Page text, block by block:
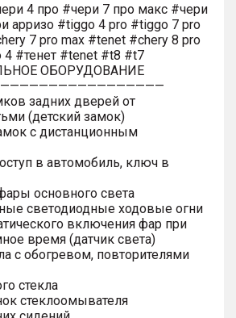
4 про #чери 7 про макс #чери
арризо #tiggo 4 pro #tiggo 7 pro
7 pro max #tenet #chery 8 pro
4 #тенет #tenet #t8 #t7
ОБОРУДОВАНИЕ
задних дверей от
(детский замок)
с дистанционным
в автомобиль, ключ в
основного света
светодиодные ходовые огни
включения фар при
время (датчик света)
с обогревом, повторителями
стекла
стеклоомывателя